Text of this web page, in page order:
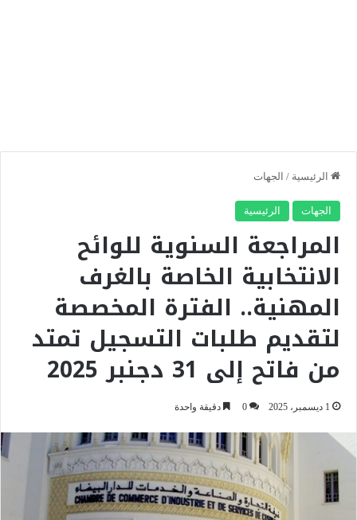
الرئيسية / الجهات
الجهات الرئيسية
المراجعة السنوية للوائح
الانتخابية الخاصة بالغرف
المهنية.. الفترة المخصصة
لتقديم طلبات التسجيل تمتد
من فاتح إلى 31 دجنبر 2025
1 ديسمبر، 2025 0 دقيقة واحدة